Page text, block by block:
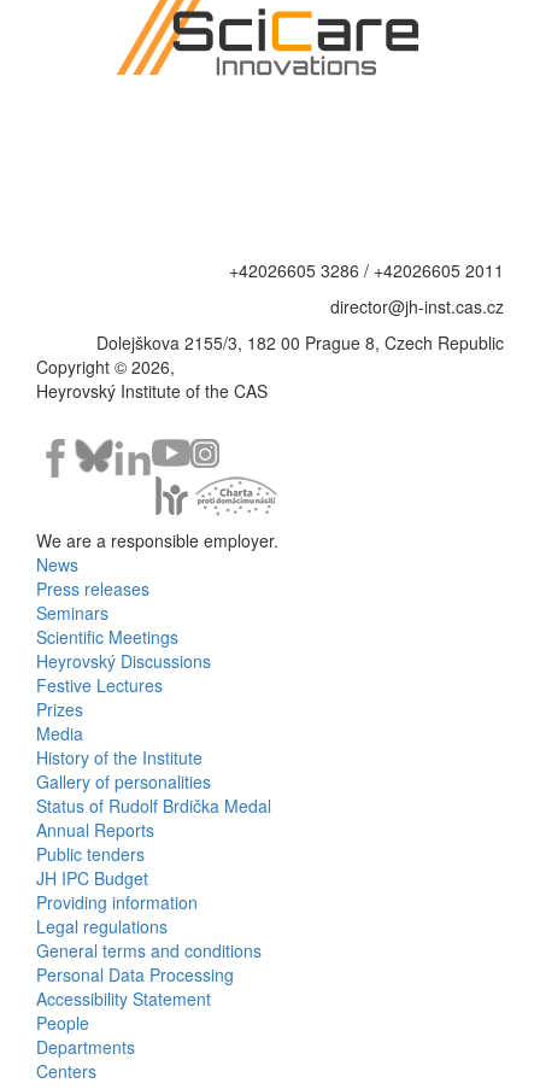
+42026605 3286 / +42026605 2011
director@jh-inst.cas.cz
Dolejškova 2155/3, 182 00 Prague 8, Czech Republic
Copyright © 2026,
Heyrovský Institute of the CAS
We are a responsible employer.
Bottom
Menu
Activities
News
Press releases
Seminars
Scientific Meetings
Heyrovský Discussions
Festive Lectures
Prizes
Media
History of the Institute
Gallery of personalities
Status of Rudolf Brdička Medal
Bottom
Menu
About
Us
Annual Reports
Public tenders
JH IPC Budget
Providing information
Legal regulations
General terms and conditions
Personal Data Processing
Accessibility Statement
Bottom
People
Departments
Centers